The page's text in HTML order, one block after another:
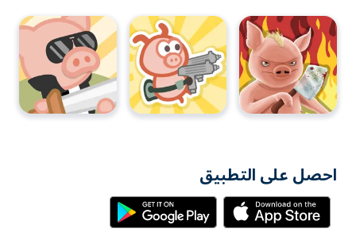
احصل على التطبيق